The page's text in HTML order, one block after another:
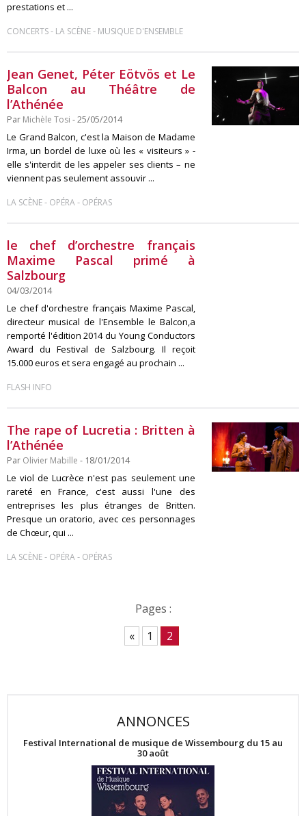
prestations et ...
CONCERTS- LA SCÈNE- MUSIQUE D'ENSEMBLE
Jean Genet, Péter Eötvös et Le
Balcon au Théâtre de
l’Athénée
Par Michèle Tosi - 25/05/2014
Le Grand Balcon, c'est la Maison de Madame
Irma, un bordel de luxe où les « visiteurs » -
elle s'interdit de les appeler ses clients – ne
viennent pas seulement assouvir ...
LA SCÈNE- OPÉRA- OPÉRAS
le chef d’orchestre français
Maxime Pascal primé à
Salzbourg
04/03/2014
Le chef d'orchestre français Maxime Pascal,
directeur musical de l'Ensemble le Balcon,a
remporté l'édition 2014 du Young Conductors
Award du Festival de Salzbourg. Il reçoit
15.000 euros et sera engagé au prochain ...
FLASH INFO
The rape of Lucretia : Britten à
l’Athénée
Par Olivier Mabille - 18/01/2014
Le viol de Lucrèce n'est pas seulement une
rareté en France, c'est aussi l'une des
entreprises les plus étranges de Britten.
Presque un oratorio, avec ces personnages
de Chœur, qui ...
LA SCÈNE- OPÉRA- OPÉRAS
Pages :
«
1 2
ANNONCES
Festival International de musique de Wissembourg du 15 au
30 août